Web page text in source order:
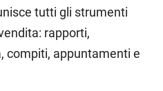
tutti gli strumenti
rapporti,
compiti, appuntamenti e